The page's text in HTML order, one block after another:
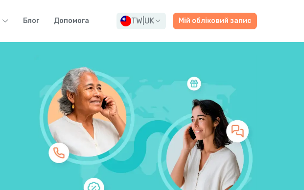
Блог Допомога TW UK Мій обліковий запис